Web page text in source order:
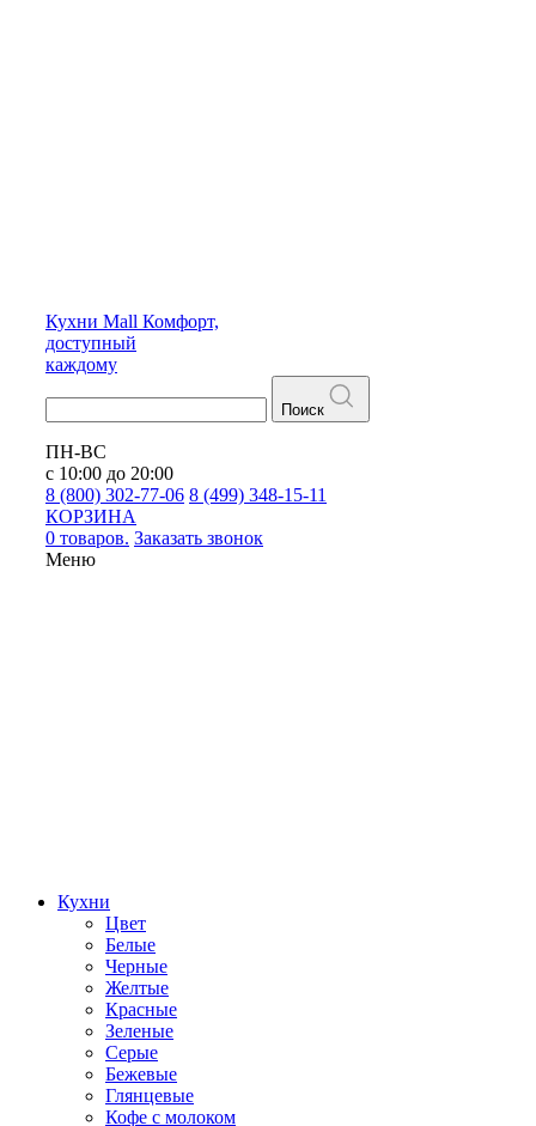
Кухни Mall Комфорт,
доступный
каждому
Поиск
ПН-ВС
с 10:00 до 20:00
8 (800) 302-77-06 8 (499) 348-15-11
КОРЗИНА
0 товаров. Заказать звонок
Меню
Кухни
Цвет
Белые
Черные
Желтые
Красные
Зеленые
Серые
Бежевые
Глянцевые
Кофе с молоком